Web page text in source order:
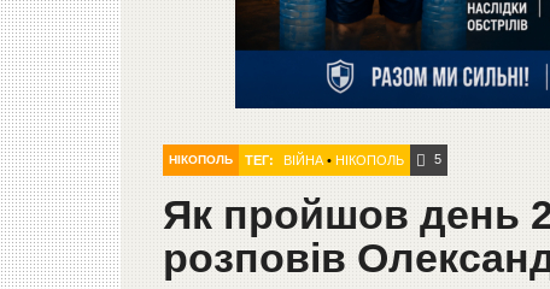
НІКОПОЛЬ ТЕГ: ВІЙНА• НІКОПОЛЬ 5
Як пройшов день
розповів